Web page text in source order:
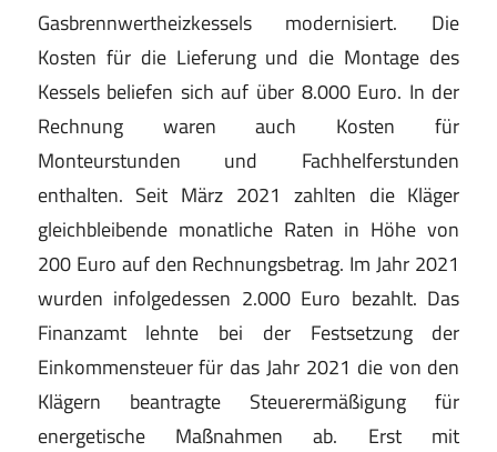
Gasbrennwertheizkessels modernisiert. Die
Kosten für die Lieferung und die Montage des
Kessels beliefen sich auf über 8.000 Euro. In der
Rechnung waren auch Kosten für
Monteurstunden und Fachhelferstunden
enthalten. Seit März 2021 zahlten die Kläger
gleichbleibende monatliche Raten in Höhe von
200 Euro auf den Rechnungsbetrag. Im Jahr 2021
wurden infolgedessen 2.000 Euro bezahlt. Das
Finanzamt lehnte bei der Festsetzung der
Einkommensteuer für das Jahr 2021 die von den
Klägern beantragte Steuerermäßigung für
energetische Maßnahmen ab. Erst mit